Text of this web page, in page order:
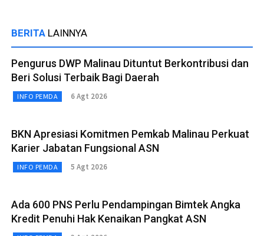
BERITA LAINNYA
Pengurus DWP Malinau Dituntut Berkontribusi dan
Beri Solusi Terbaik Bagi Daerah
INFO PEMDA 6 Agt 2026
BKN Apresiasi Komitmen Pemkab Malinau Perkuat
Karier Jabatan Fungsional ASN
INFO PEMDA 5 Agt 2026
Ada 600 PNS Perlu Pendampingan Bimtek Angka
Kredit Penuhi Hak Kenaikan Pangkat ASN